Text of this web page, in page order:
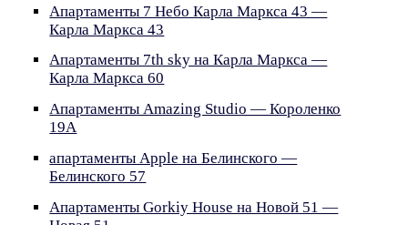
Апартаменты 7 Небо Карла Маркса 43 —
Карла Маркса 43
Апартаменты 7th sky на Карла Маркса —
Карла Маркса 60
Апартаменты Amazing Studio — Короленко
19A
апартаменты Apple на Белинского —
Белинского 57
Апартаменты Gorkiy House на Новой 51 —